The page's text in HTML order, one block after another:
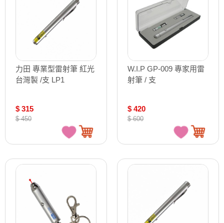
力田 專業型雷射筆 紅光
台灣製 /支 LP1
$ 315
$ 450
W.I.P GP-009 專家用雷
射筆 / 支
$ 420
$ 600